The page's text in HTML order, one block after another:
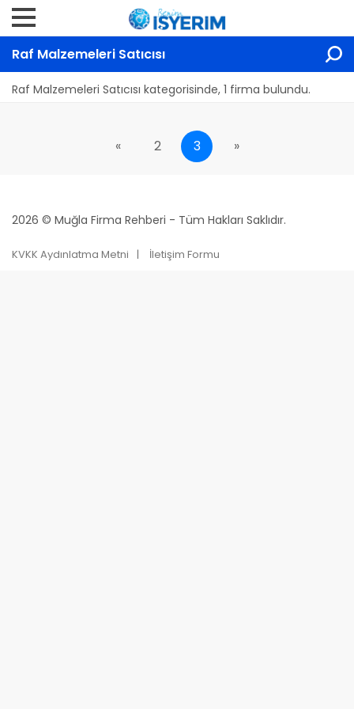
Raf Malzemeleri Satıcısı
Raf Malzemeleri Satıcısı kategorisinde, 1 firma bulundu.
« 2 3 »
2026 © Muğla Firma Rehberi - Tüm Hakları Saklıdır.
KVKK Aydınlatma Metni İletişim Formu